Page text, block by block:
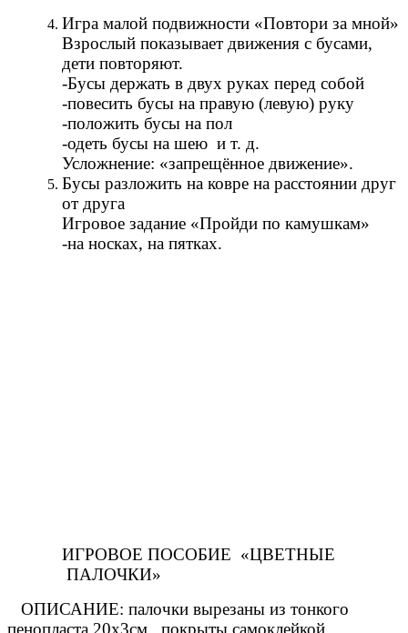
Игра малой подвижности «Повтори за мной»
Взрослый показывает движения с бусами,
дети повторяют.
-Бусы держать в двух руках перед собой
-повесить бусы на правую (левую) руку
-положить бусы на пол
-одеть бусы на шею и т. д.
Усложнение: «запрещённое движение».
Бусы разложить на ковре на расстоянии друг
от друга
Игровое задание «Пройди по камушкам»
-на носках, на пятках.
ИГРОВОЕ ПОСОБИЕ «ЦВЕТНЫЕ
ПАЛОЧКИ»
ОПИСАНИЕ: палочки вырезаны из тонкого
пенопласта 20x3см., покрыты самоклейкой.